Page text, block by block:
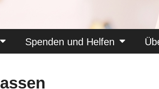
Spenden und Helfen